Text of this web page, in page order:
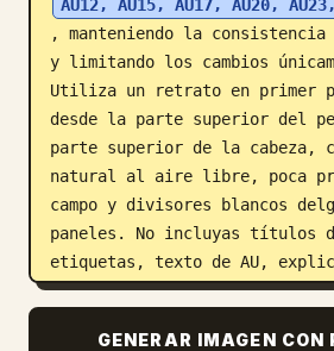
AU12, AU15, AU17, AU20,
, manteniendo la
y limitando los cambios
Utiliza un retrato en primer
desde la parte superior del
parte superior de la cabeza,
natural al aire libre, poca
campo y divisores blancos
paneles. No incluyas títulos
etiquetas, texto de AU,
texto en japonés.
GENERAR IMAGEN CON